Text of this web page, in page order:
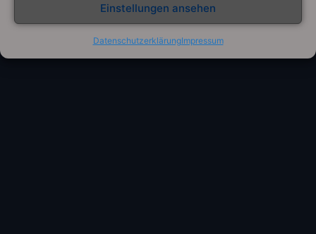
Einstellungen ansehen
DatenschutzerklärungImpressum